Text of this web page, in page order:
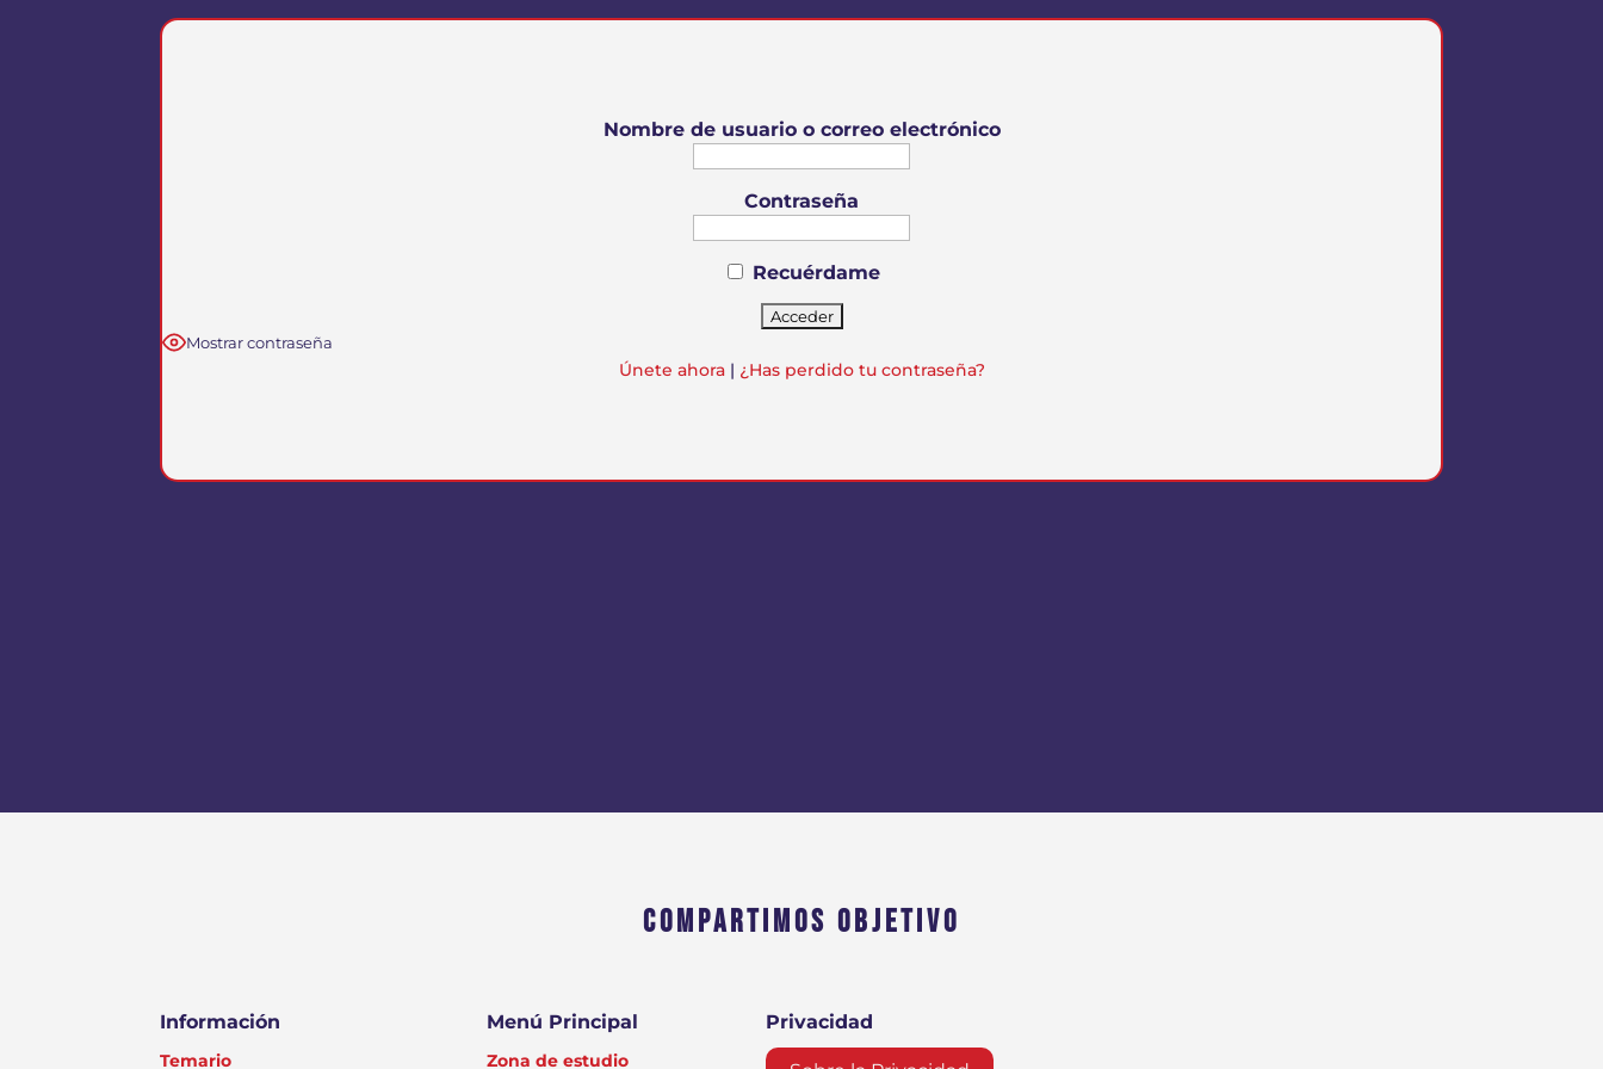
Nombre de usuario o correo electrónico
Contraseña
Recuérdame
Mostrar contraseña
Únete ahora| ¿Has perdido tu contraseña?
COMPARTIMOS OBJETIVO
Información
Temario
Menú Principal
Zona de estudio
Privacidad